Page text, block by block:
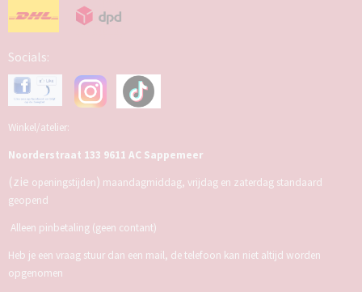
Socials:
Winkel/atelier:
Noorderstraat 133 9611 AC Sappemeer
(zie openingstijden) maandagmiddag, vrijdag en zaterdag standaard
geopend
Alleen pinbetaling (geen contant)
Heb je een vraag stuur dan een mail, de telefoon kan niet altijd worden
opgenomen